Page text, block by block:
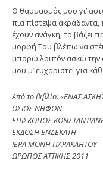
Ο θαυμασμός μου γι’
πια πίστεψα ακράδαντα,
έχουν ανάγκη, το βάζει
μορφή Του βλέπω να
μπορώ λοιπόν ασκώ την
μου μ’ ευχαριστεί για
Από το βιβλίο: «ΕΝΑΣ
ΟΣΙΟΣ ΝΗΦΩΝ
ΕΠΙΣΚΟΠΟΣ
ΕΚΔΟΣΗ ΕΝΔΕΚΑΤΗ
ΙΕΡΑ ΜΟΝΗ ΠΑΡΑΚΛΗΤΟΥ
ΩΡΩΠΟΣ ΑΤΤΙΚΗΣ 2011